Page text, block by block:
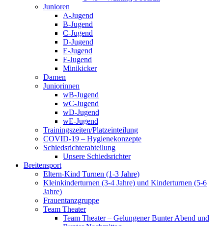
Junioren
A-Jugend
B-Jugend
C-Jugend
D-Jugend
E-Jugend
F-Jugend
Minikicker
Damen
Juniorinnen
wB-Jugend
wC-Jugend
wD-Jugend
wE-Jugend
Trainingszeiten/Platzeinteilung
COVID-19 – Hygienekonzepte
Schiedsrichterabteilung
Unsere Schiedsrichter
Breitensport
Eltern-Kind Turnen (1-3 Jahre)
Kleinkinderturnen (3-4 Jahre) und Kinderturnen (5-6
Jahre)
Frauentanzgruppe
Team Theater
Team Theater – Gelungener Bunter Abend und